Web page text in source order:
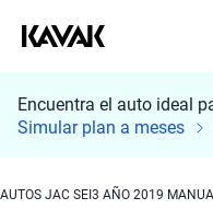
Encuentra el auto ideal
Simular plan a meses
AUTOS JAC SEI3 AÑO 2019
Busca por marca
Busca por modelo